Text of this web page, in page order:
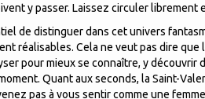
y passer. Laissez circuler librement
de distinguer dans cet univers
réalisables. Cela ne veut pas dire que
pour mieux se connaître, y découvrir
Quant aux seconds, la Saint-
pas à vous sentir comme une